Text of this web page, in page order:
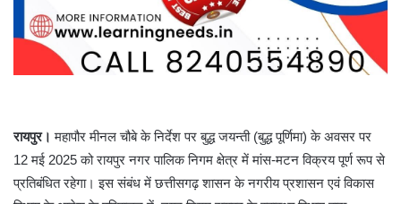
रायपुर। महापौर मीनल चौबे के निर्देश पर बुद्ध जयन्ती (बुद्ध पूर्णिमा) के अवसर पर
12 मई 2025 को रायपुर नगर पालिक निगम क्षेत्र में मांस-मटन विक्रय पूर्ण रूप से
प्रतिबंधित रहेगा। इस संबंध में छत्तीसगढ़ शासन के नगरीय प्रशासन एवं विकास